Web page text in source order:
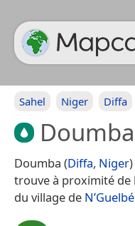
Sahel Niger Diffa
Doumba
Doumba (Diffa, Niger
trouve à proximité de
du village de